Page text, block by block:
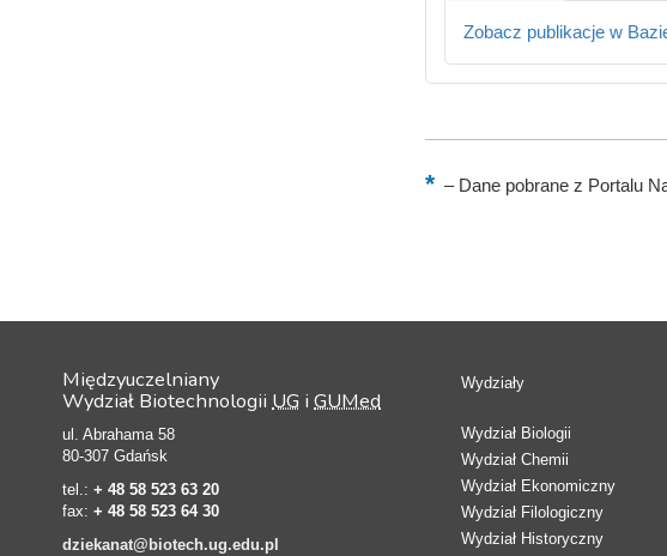
Zobacz publikacje w
–Dane pobrane z Portalu
Międzyuczelniany
Wydział Biotechnologii UG i GUMed
ul. Abrahama 58
80-307 Gdańsk
tel.: + 48 58 523 63 20
fax: + 48 58 523 64 30
dziekanat@biotech.ug.edu.pl
Wydziały
Wydział Biologii
Wydział Chemii
Wydział Ekonomiczny
Wydział Filologiczny
Wydział Historyczny